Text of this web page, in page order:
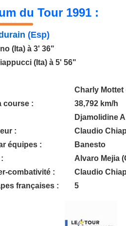
du Tour 1991 :
(Esp)
(Ita) à 3' 36"
(Ita) à 5' 56"
Charly Mottet
course :
38,792 km/h
Djamolidine
:
Claudio
équipes :
Banesto
Alvaro Mejia
combativité :
Claudio
françaises :
5